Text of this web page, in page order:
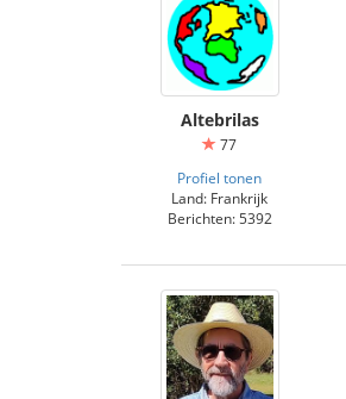
Altebrilas
77
Profiel tonen
Land: Frankrijk
Berichten: 5392